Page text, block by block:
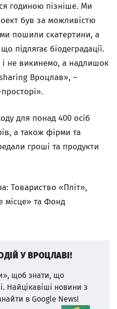
годиною пізніше. Ми
був за можливістю
пошили скатертини, а
підлягає біодеградації.
не викинемо, а надлишок
Вроцлав», –
для понад 400 осіб
а також фірми та
гроші та продукти
Товариство «Пліт»,
місце» та Фонд
У ВРОЦЛАВІ!
щоб знати, що
Найцікавіші новини з
в Google News!